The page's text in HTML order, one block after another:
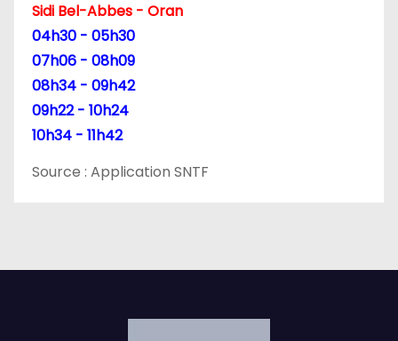
Sidi Bel-Abbes - Oran
04h30 - 05h30
07h06 - 08h09
08h34 - 09h42
09h22 - 10h24
10h34 - 11h42
Source : Application SNTF